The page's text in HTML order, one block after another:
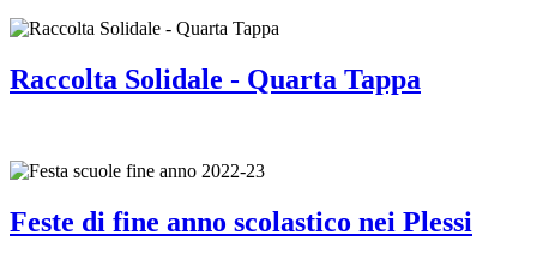
Raccolta Solidale - Quarta Tappa
Feste di fine anno scolastico nei Plessi